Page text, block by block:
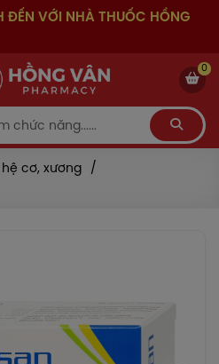
ĐẾN VỚI NHÀ THUỐC HỒNG
0
hệ cơ, xương